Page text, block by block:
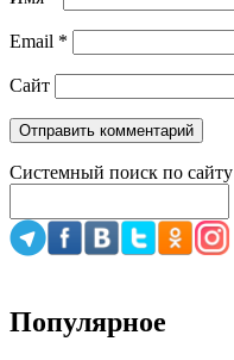
Email *
Сайт
Системный поиск по сайту
Популярное